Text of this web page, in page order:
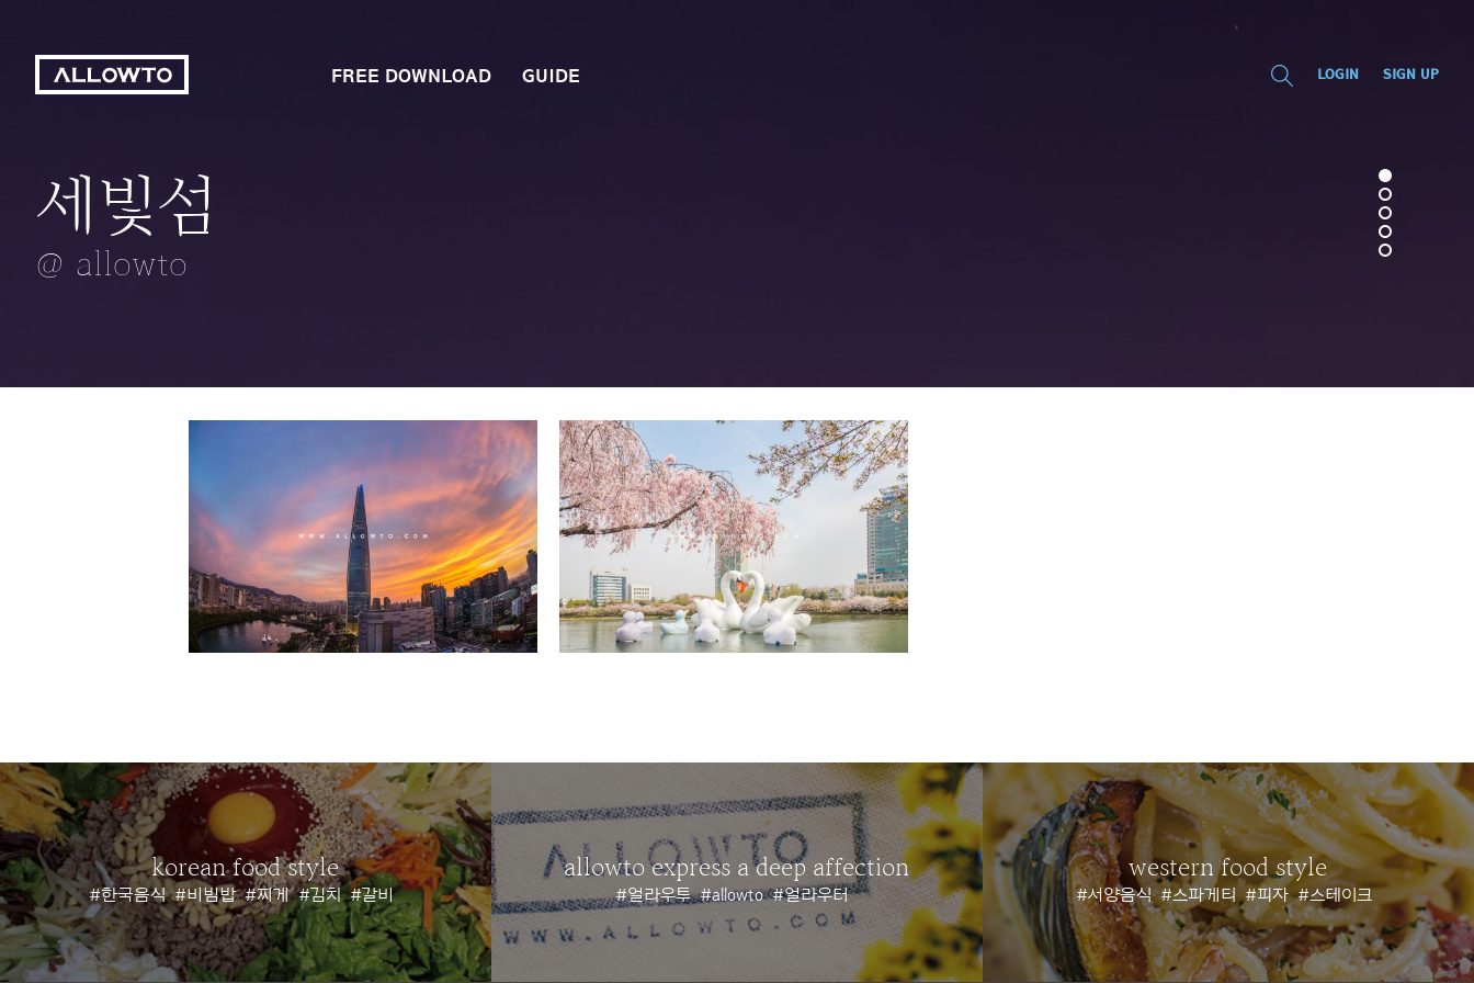
FREE DOWNLOAD GUIDE LOGIN SIGN UP
세빛섬
@ allowto
회식자리
@ allowto
노랑노랑 오렌지
@ allowto
해 지는 바다
@ allowto
크루아상
@ allowto
korean food style
#한국음식 #비빔밥 #찌게 #김치 #갈비
allowto express a deep affection
#얼라우투 #allowto #얼라우터
western food style
#서양음식 #스파게티 #피자 #스테이크